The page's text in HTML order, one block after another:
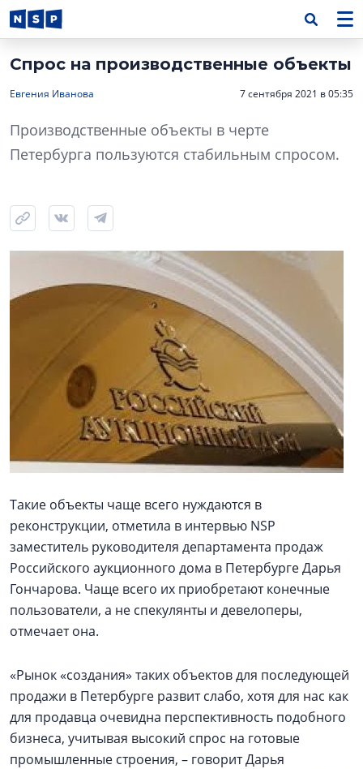
Спрос на производственные объекты
Евгения Иванова 7 сентября 2021 в 05:35
Производственные объекты в черте
Петербурга пользуются стабильным спросом.
Такие объекты чаще всего нуждаются в
реконструкции, отметила в интервью NSP
заместитель руководителя департамента продаж
Российского аукционного дома в Петербурге Дарья
Гончарова. Чаще всего их приобретают конечные
пользователи, а не спекулянты и девелоперы,
отмечает она.
«Рынок «создания» таких объектов для последующей
продажи в Петербурге развит слабо, хотя для нас как
для продавца очевидна перспективность подобного
бизнеса, учитывая высокий спрос на готовые
промышленные строения, – говорит Дарья